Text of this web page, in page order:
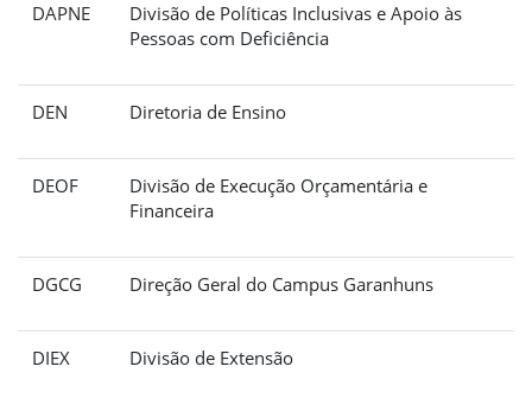
DAPNE
Divisão de Políticas Inclusivas e Apoio às
Pessoas com Deficiência
DEN Diretoria de Ensino
DEOF
Divisão de Execução Orçamentária e
Financeira
DGCG Direção Geral do Campus Garanhuns
DIEX Divisão de Extensão